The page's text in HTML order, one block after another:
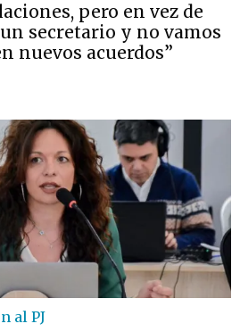
pero en vez de
secretario y no vamos
nuevos acuerdos”
al PJ